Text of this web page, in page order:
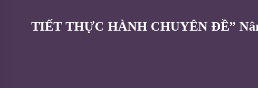
TIẾT THỰC HÀNH CHUYÊN ĐỀ”